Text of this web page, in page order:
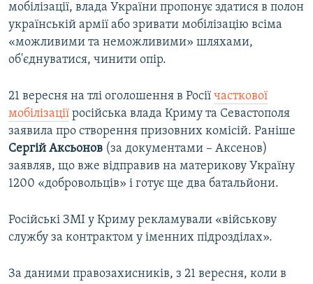
мобілізації, влада України пропонує здатися в полон
українській армії або зривати мобілізацію всіма
«можливими та неможливими» шляхами,
об'єднуватися, чинити опір.
21 вересня на тлі оголошення в Росії часткової
мобілізації російська влада Криму та Севастополя
заявила про створення призовних комісій. Раніше
Сергій Аксьонов (за документами – Аксенов)
заявляв, що вже відправив на материкову Україну
1200 «добровольців» і готує ще два батальйони.
Російські ЗМІ у Криму рекламували «військову
службу за контрактом у іменних підрозділах».
За даними правозахисників, з 21 вересня, коли в